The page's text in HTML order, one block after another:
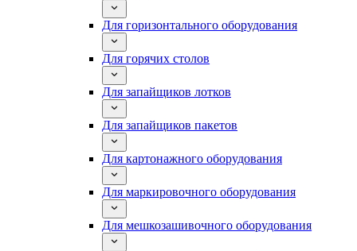
Для горизонтального оборудования
Для горячих столов
Для запайщиков лотков
Для запайщиков пакетов
Для картонажного оборудования
Для маркировочного оборудования
Для мешкозашивочного оборудования